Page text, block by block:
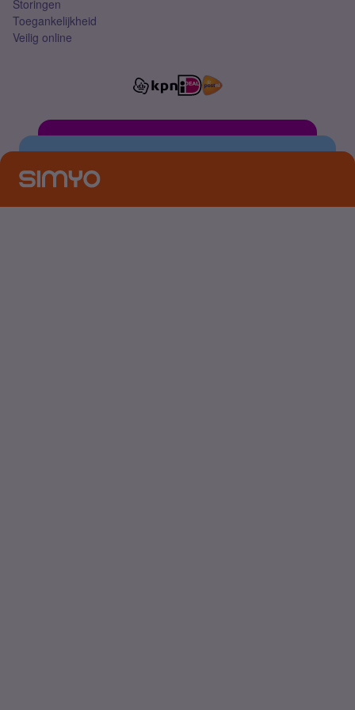
Storingen
Toegankelijkheid
Veilig online